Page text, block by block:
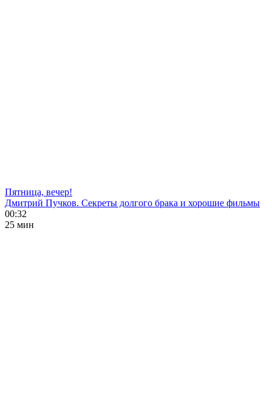
Пятница, вечер!
Дмитрий Пучков. Секреты долгого брака и хорошие фильмы
00:32
25 мин